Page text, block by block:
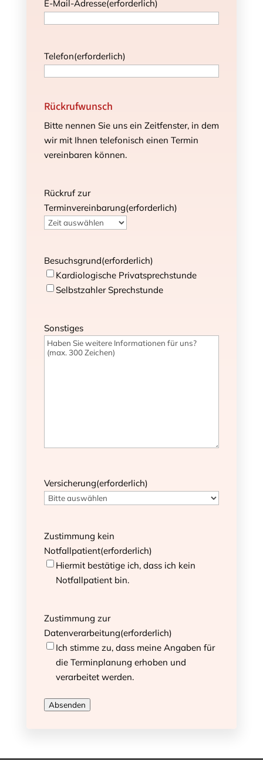
E-Mail-Adresse(erforderlich)
Telefon(erforderlich)
Rückrufwunsch
Bitte nennen Sie uns ein Zeitfenster, in dem
wir mit Ihnen telefonisch einen Termin
vereinbaren können.
Rückruf zur
Terminvereinbarung(erforderlich)
Besuchsgrund(erforderlich)
Kardiologische Privatsprechstunde
Selbstzahler Sprechstunde
Sonstiges
Versicherung(erforderlich)
Zustimmung kein
Notfallpatient(erforderlich)
Hiermit bestätige ich, dass ich kein
Notfallpatient bin.
Zustimmung zur
Datenverarbeitung(erforderlich)
Ich stimme zu, dass meine Angaben für
die Terminplanung erhoben und
verarbeitet werden.
Absenden